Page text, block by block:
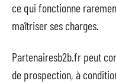
ce qui fonctionne
maîtriser ses charges.
Partenairesb2b.fr peut
de prospection, à